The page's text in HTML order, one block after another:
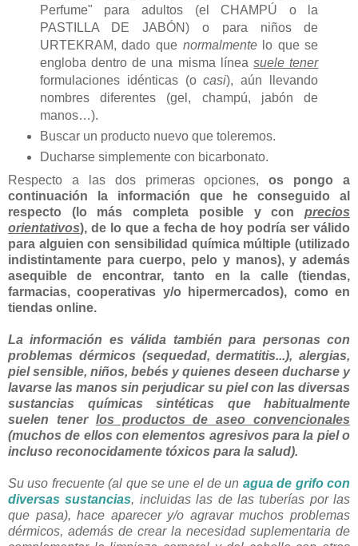
Perfume" para adultos (el CHAMPÚ o la
PASTILLA DE JABÓN) o para niños de
URTEKRAM, dado que normalmentelo que se
engloba dentro de una misma líneasuele tener
formulaciones idénticas (ocasi), aún llevando
nombres diferentes (gel, champú, jabón de
manos…).
Buscar un producto nuevo que toleremos.
Ducharse simplemente con bicarbonato.
Respecto a las dos primeras opciones,os pongo a
continuación la información que he conseguido al
respecto (lo más completa posible y con precios
orientativos), de lo que a fecha de hoy podría ser válido
para alguien con sensibilidad química múltiple (utilizado
indistintamente para cuerpo, pelo y manos), y además
asequible de encontrar, tanto en la calle (tiendas,
farmacias, cooperativas y/o hipermercados), como en
tiendas online.
La información es válida también para personas con
problemas dérmicos (sequedad, dermatitis...), alergias,
piel sensible, niños, bebés y quienes deseen ducharse y
lavarse las manos sin perjudicar su piel con las diversas
sustancias químicas sintéticas que habitualmente
suelen tener los productos de aseo convencionales
(muchos de ellos con elementos agresivos para la piel o
incluso reconocidamente tóxicos para la salud).
Su uso frecuente (al que se une el de un agua de grifo con
diversas sustancias, incluidas las de las tuberías por las
que pasa), hace aparecer y/o agravar muchos problemas
dérmicos, además de crear la necesidad suplementaria de